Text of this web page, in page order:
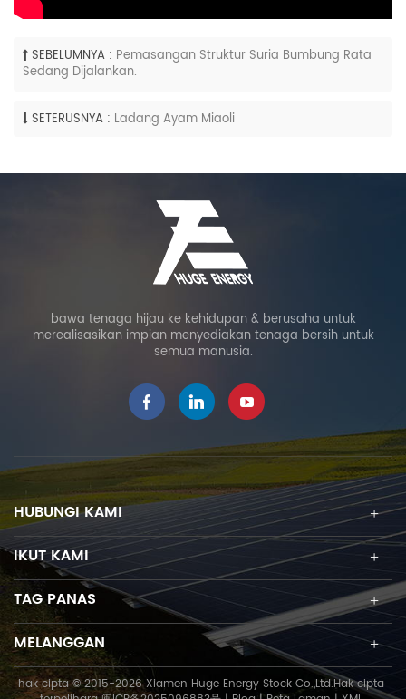
SEBELUMNYA : Pemasangan Struktur Suria Bumbung Rata
Sedang Dijalankan.
SETERUSNYA : Ladang Ayam Miaoli
bawa tenaga hijau ke kehidupan & berusaha untuk
merealisasikan impian menyediakan tenaga bersih untuk
semua manusia.
HUBUNGI KAMI
IKUT KAMI
TAG PANAS
MELANGGAN
hak cipta © 2015-2026 Xiamen Huge Energy Stock Co.,Ltd.Hak cipta